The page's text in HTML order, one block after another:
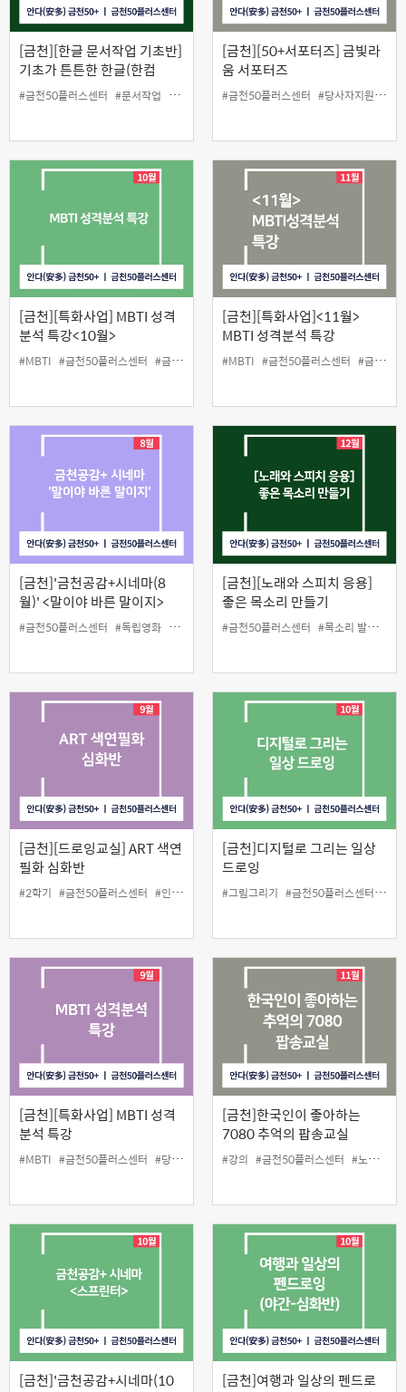
[금천][한글 문서작업 기초반]
기초가 튼튼한 한글(한컴
2018)
#금천50플러스센터 #문서작업 #원데이클래스 #한컴2018
[금천][50+서포터즈] 금빛라
움 서포터즈
#금천50플러스센터 #당사자지원 #홍
[금천][특화사업] MBTI 성격
분석 특강<10월>
#MBTI #금천50플러스센터 #금천구 #당사자지원사업 #성격분석 #인생설계사업
[금천][특화사업]<11월>
MBTI 성격분석 특강
#MBTI #금천50플러스센터 #금천구
[금천]'금천공감+시네마(8
월)' <말이야 바른 말이지>
#금천50플러스센터 #독립영화 #무료상영 #인생설계
[금천][노래와 스피치 응용]
좋은 목소리 만들기
#금천50플러스센터 #목소리 발성법
[금천][드로잉교실] ART 색연
필화 심화반
#2학기 #금천50플러스센터 #인생설계 #정규강좌
[금천]디지털로 그리는 일상
드로잉
#그림그리기 #금천50플러스센터 #디
[금천][특화사업] MBTI 성격
분석 특강
#MBTI #금천50플러스센터 #당사자지원 #성격분석 #인생설계
[금천]한국인이 좋아하는
7080 추억의 팝송교실
#강의 #금천50플러스센터 #노래
[금천]'금천공감+시네마(10
[금천]여행과 일상의 펜드로